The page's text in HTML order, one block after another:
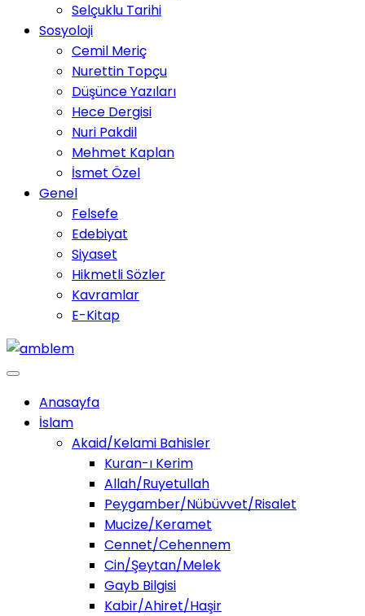
Selçuklu Tarihi
Sosyoloji
Cemil Meriç
Nurettin Topçu
Düşünce Yazıları
Hece Dergisi
Nuri Pakdil
Mehmet Kaplan
İsmet Özel
Genel
Felsefe
Edebiyat
Siyaset
Hikmetli Sözler
Kavramlar
E-Kitap
Anasayfa
İslam
Akaid/Kelami Bahisler
Kuran-ı Kerim
Allah/Ruyetullah
Peygamber/Nübüvvet/Risalet
Mucize/Keramet
Cennet/Cehennem
Cin/Şeytan/Melek
Gayb Bilgisi
Kabir/Ahiret/Haşir